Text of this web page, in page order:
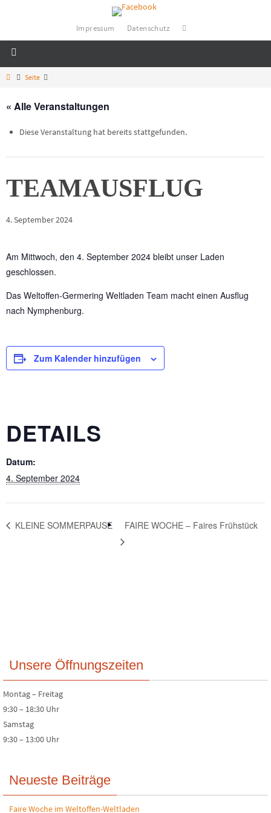
Impressum Datenschutz
Weltoffen-Germering Weltladen eG
Fair einkaufen - Fair schenken
Seite
« Alle Veranstaltungen
Diese Veranstaltung hat bereits stattgefunden.
TEAMAUSFLUG
4. September 2024
Am Mittwoch, den 4. September 2024 bleibt unser Laden
geschlossen.
Das Weltoffen-Germering Weltladen Team macht einen Ausflug
nach Nymphenburg.
Zum Kalender hinzufügen
DETAILS
Datum:
4. September 2024
KLEINE SOMMERPAUSE FAIRE WOCHE – Faires Frühstück
Unsere Öffnungszeiten
Montag – Freitag
9:30 – 18:30 Uhr
Samstag
9:30 – 13:00 Uhr
Neueste Beiträge
Faire Woche im Weltoffen-Weltladen